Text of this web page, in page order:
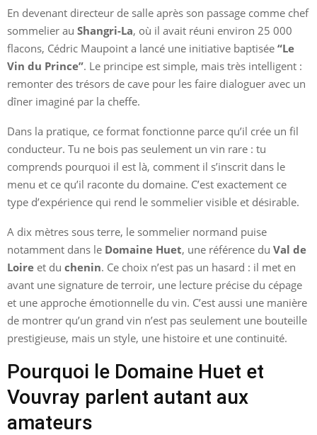
En devenant directeur de salle après son passage comme chef
sommelier au Shangri-La, où il avait réuni environ 25 000
flacons, Cédric Maupoint a lancé une initiative baptisée “Le
Vin du Prince”. Le principe est simple, mais très intelligent :
remonter des trésors de cave pour les faire dialoguer avec un
dîner imaginé par la cheffe.
Dans la pratique, ce format fonctionne parce qu’il crée un fil
conducteur. Tu ne bois pas seulement un vin rare : tu
comprends pourquoi il est là, comment il s’inscrit dans le
menu et ce qu’il raconte du domaine. C’est exactement ce
type d’expérience qui rend le sommelier visible et désirable.
A dix mètres sous terre, le sommelier normand puise
notamment dans le Domaine Huet, une référence du Val de
Loire et du chenin. Ce choix n’est pas un hasard : il met en
avant une signature de terroir, une lecture précise du cépage
et une approche émotionnelle du vin. C’est aussi une manière
de montrer qu’un grand vin n’est pas seulement une bouteille
prestigieuse, mais un style, une histoire et une continuité.
Pourquoi le Domaine Huet et
Vouvray parlent autant aux
amateurs